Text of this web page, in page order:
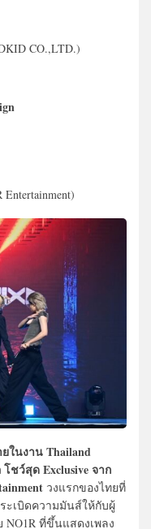
CO.,LTD.)
Entertainment)
ในงาน Thailand
โชว์สุด Exclusive จาก
วงแรกของไทยที่
ะเบิดความมันส์ให้กับผู้
NO1R ที่ขึ้นแสดงเพลง